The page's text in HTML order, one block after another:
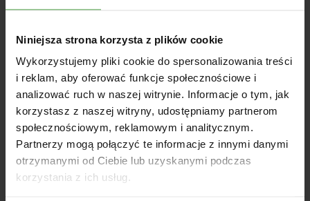
Niniejsza strona korzysta z plików cookie
Wykorzystujemy pliki cookie do spersonalizowania treści
i reklam, aby oferować funkcje społecznościowe i
analizować ruch w naszej witrynie. Informacje o tym, jak
korzystasz z naszej witryny, udostępniamy partnerom
społecznościowym, reklamowym i analitycznym.
Partnerzy mogą połączyć te informacje z innymi danymi
otrzymanymi od Ciebie lub uzyskanymi podczas
korzystania z ich usług.
H11=22 L=50 L3=35
ZAPOTRZEBOWANIE NA OLEJ / SKOK (CM³)=1,2
Nr zamówienia:04368-14062105190100
1 943,04 PLN
plus VAT
plus koszty wysyłki
SZCZEGÓŁY
04368 B